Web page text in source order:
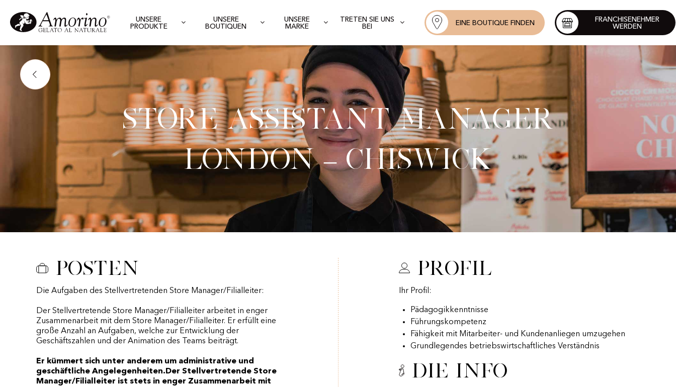
UNSERE
PRODUKTE
UNSERE
BOUTIQUEN
UNSERE
MARKE
TRETEN SIE UNS
BEI
EINE BOUTIQUE FINDEN
FRANCHISENEHMER
WERDEN
Store Assistant Manager
London – Chiswick
Posten
Die Aufgaben des Stellvertretenden Store Manager/Filialleiter:
Der Stellvertretende Store Manager/Filialleiter arbeitet in enger
Zusammenarbeit mit dem Store Manager/Filialleiter. Er erfüllt eine
große Anzahl an Aufgaben, welche zur Entwicklung der
Geschäftszahlen und der Animation des Teams beiträgt.
Er kümmert sich unter anderem um administrative und
geschäftliche Angelegenheiten.Der Stellvertretende Store
Manager/Filialleiter ist stets in enger Zusammenarbeit mit
Profil
Ihr Profil:
Pädagogikkenntnisse
Führungskompetenz
Fähigkeit mit Mitarbeiter- und Kundenanliegen umzugehen
Grundlegendes betriebswirtschaftliches Verständnis
Die Info